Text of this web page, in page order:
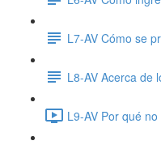
L7-AV Cómo se
L8-AV Acerca de
L9-AV Por qué